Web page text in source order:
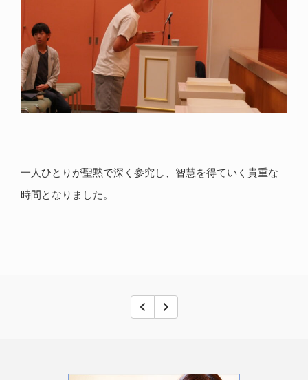
一人ひとりが聖黙で深く参究し、智慧を得ていく貴重な
時間となりました。